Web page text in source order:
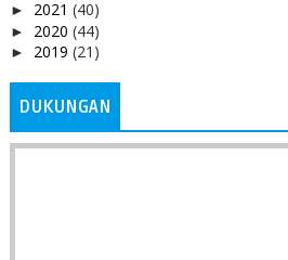
► 2021 (40)
► 2020 (44)
► 2019 (21)
DUKUNGAN